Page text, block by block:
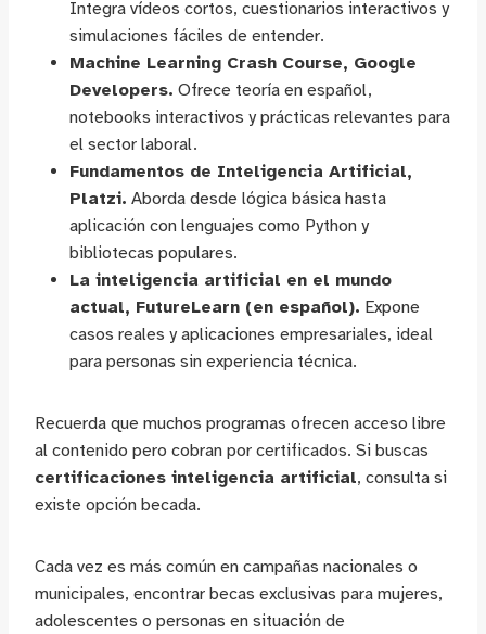
Integra vídeos cortos, cuestionarios interactivos y
simulaciones fáciles de entender.
Machine Learning Crash Course, Google
Developers. Ofrece teoría en español,
notebooks interactivos y prácticas relevantes para
el sector laboral.
Fundamentos de Inteligencia Artificial,
Platzi. Aborda desde lógica básica hasta
aplicación con lenguajes como Python y
bibliotecas populares.
La inteligencia artificial en el mundo
actual, FutureLearn (en español). Expone
casos reales y aplicaciones empresariales, ideal
para personas sin experiencia técnica.
Recuerda que muchos programas ofrecen acceso libre
al contenido pero cobran por certificados. Si buscas
certificaciones inteligencia artificial, consulta si
existe opción becada.
Cada vez es más común en campañas nacionales o
municipales, encontrar becas exclusivas para mujeres,
adolescentes o personas en situación de